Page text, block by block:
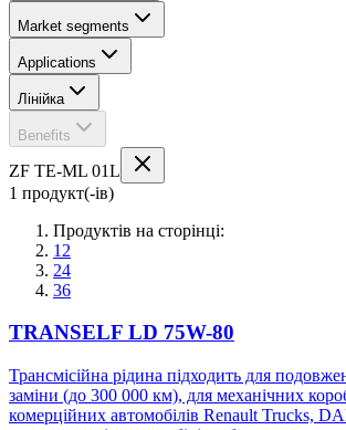
Market segments
Applications
Лінійка
Benefits
ZF TE-ML 01L
1 продукт(-ів)
Продуктів на сторінці:
12
24
36
TRANSELF LD 75W-80
Трансмісійна рідина підходить для
заміни (до 300 000 км), для механічних
комерційних автомобілів Renault Trucks,